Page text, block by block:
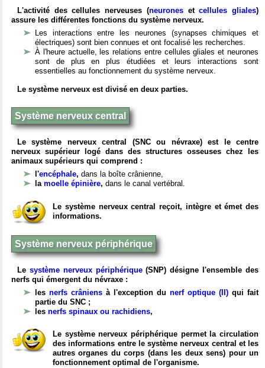
L'activité des cellules nerveuses (neuronesetcellules gliales)
assure les différentes fonctions du système nerveux.
Les interactions entre les neurones (synapses chimiques et
électriques) sont bien connues et ont focalisé les recherches.
À l'heure actuelle, les relations entre cellules gliales et neurones
sont de plus en plus étudiées et leurs interactions sont
essentielles au fonctionnement du système nerveux.
Le système nerveux est divisé en deux parties.
Système nerveux central
Le système nerveux central (SNC ou névraxe) est le centre
nerveux supérieur logé dans des structures osseuses chez les
animaux supérieurs qui comprend :
l'encéphale, dans la boîte crânienne,
la moelle épinière, dans le canal vertébral.
Le système nerveux central reçoit, intègre et émet des
informations.
Système nerveux périphérique
Le système nerveux périphérique(SNP) désigne l'ensemble des
nerfs qui émergent du névraxe :
les nerfs crâniens à l'exception du nerf optique (II) qui fait
partie du SNC ;
les nerfs spinaux ou rachidiens,
Le système nerveux périphérique permet la circulation
des informations entre le système nerveux central et les
autres organes du corps (dans les deux sens) pour un
fonctionnement optimal de l'organisme.